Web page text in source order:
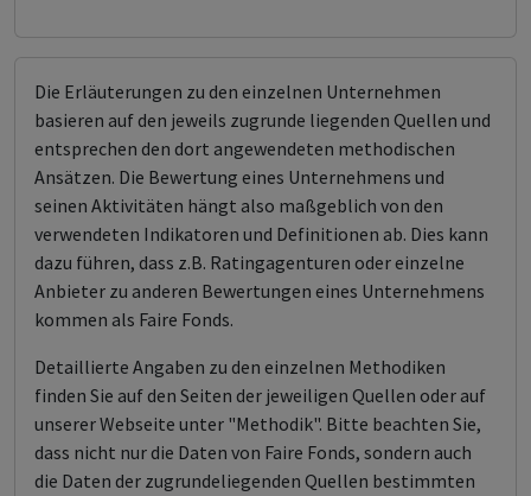
Die Erläuterungen zu den einzelnen Unternehmen
basieren auf den jeweils zugrunde liegenden Quellen und
entsprechen den dort angewendeten methodischen
Ansätzen. Die Bewertung eines Unternehmens und
seinen Aktivitäten hängt also maßgeblich von den
verwendeten Indikatoren und Definitionen ab. Dies kann
dazu führen, dass z.B. Ratingagenturen oder einzelne
Anbieter zu anderen Bewertungen eines Unternehmens
kommen als Faire Fonds.
Detaillierte Angaben zu den einzelnen Methodiken
finden Sie auf den Seiten der jeweiligen Quellen oder auf
unserer Webseite unter "Methodik". Bitte beachten Sie,
dass nicht nur die Daten von Faire Fonds, sondern auch
die Daten der zugrundeliegenden Quellen bestimmten